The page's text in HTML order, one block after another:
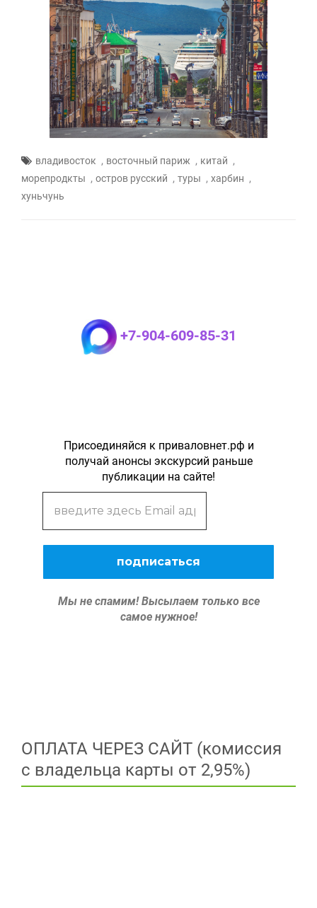
владивосток , восточный париж , китай ,
морепродкты , остров русский , туры , харбин ,
хуньчунь
+7-904-609-85-31
Присоединяйся к приваловнет.рф и
получай анонсы экскурсий раньше
публикации на сайте!
Мы не спамим! Высылаем только все
самое нужное!
ОПЛАТА ЧЕРЕЗ САЙТ (комиссия
с владельца карты от 2,95%)